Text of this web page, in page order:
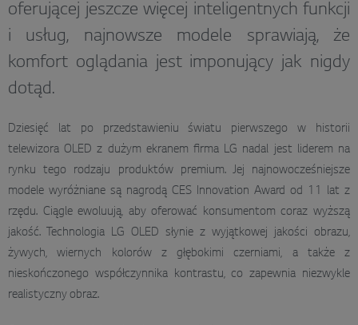
oferującej jeszcze więcej inteligentnych funkcji
i usług, najnowsze modele sprawiają, że
komfort oglądania jest imponujący jak nigdy
dotąd.
Dziesięć lat po przedstawieniu światu pierwszego w historii
telewizora OLED z dużym ekranem firma LG nadal jest liderem na
rynku tego rodzaju produktów premium. Jej najnowocześniejsze
modele wyróżniane są nagrodą CES Innovation Award od 11 lat z
rzędu. Ciągle ewoluują, aby oferować konsumentom coraz wyższą
jakość. Technologia LG OLED słynie z wyjątkowej jakości obrazu,
żywych, wiernych kolorów z głębokimi czerniami, a także z
nieskończonego współczynnika kontrastu, co zapewnia niezwykle
realistyczny obraz.